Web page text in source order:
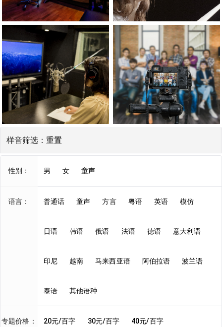
样音筛选： 重置
性别： 男 女 童声
语言： 普通话 童声 方言 粤语 英语 模仿
日语 韩语 俄语 法语 德语 意大利语
印尼 越南 马来西亚语 阿伯拉语 波兰语
泰语 其他语种
专题价格： 20元/百字 30元/百字 40元/百字